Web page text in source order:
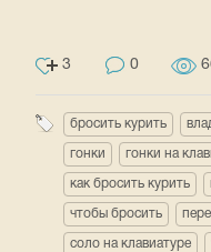
3 0
бросить курить
гонки гонки на
как бросить курить
чтобы бросить
соло на клавиатуре